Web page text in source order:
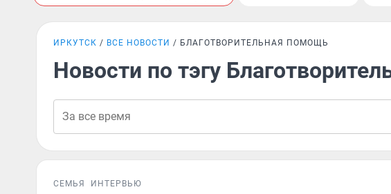
ИРКУТСК ВСЕ НОВОСТИ БЛАГОТВОРИТЕЛЬНАЯ ПОМОЩЬ
Новости по тэгу
СЕМЬЯ ИНТЕРВЬЮ